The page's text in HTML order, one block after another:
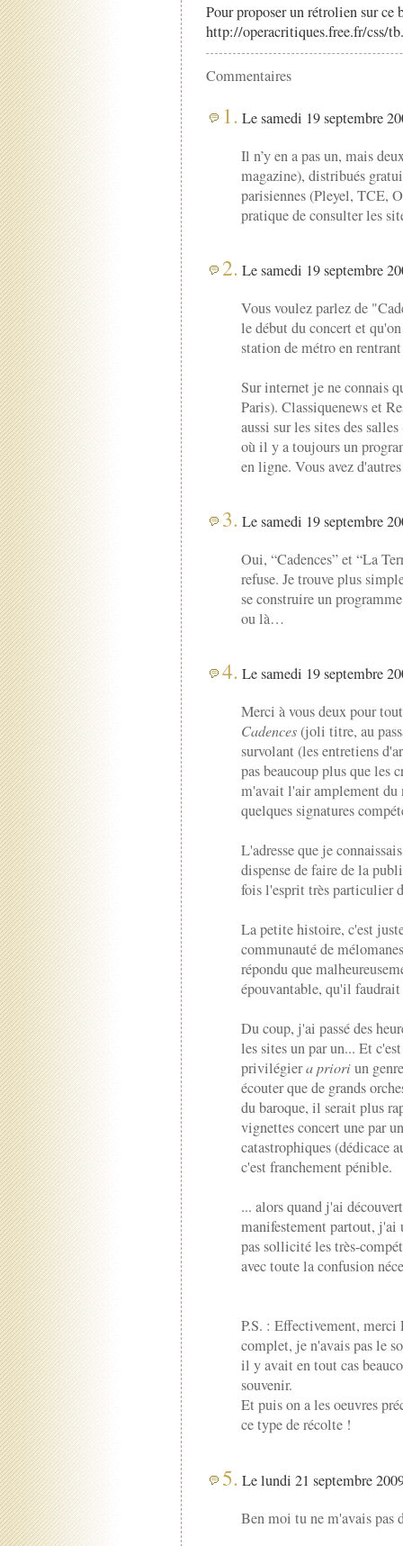
Pour proposer un rétrolien sur
http://operacritiques.free.fr/css/
Commentaires
1. Le samedi 19 septembre
Il n’y en a pas un, mais
magazine), distribués
parisiennes (Pleyel, TCE,
pratique de consulter les
2. Le samedi 19 septembre
Vous voulez parlez de
le début du concert et
station de métro en
Sur internet je ne connais
Paris). Classiquenews et
aussi sur les sites des
où il y a toujours un
en ligne. Vous avez
3. Le samedi 19 septembre
Oui, “Cadences” et “La
refuse. Je trouve plus
se construire un
ou là…
4. Le samedi 19 septembre
Merci à vous deux pour
Cadences(joli titre, au
survolant (les entretiens
pas beaucoup plus que les
m'avait l'air amplement du
quelques signatures
L'adresse que je
dispense de faire de la
fois l'esprit très particulier
La petite histoire, c'est
communauté de
répondu que
épouvantable, qu'il faudrait
Du coup, j'ai passé des
les sites un par un... Et
privilégiera prioriun
écouter que de grands
du baroque, il serait plus
vignettes concert une par
catastrophiques (dédicace
c'est franchement pénible.
... alors quand j'ai
manifestement partout,
pas sollicité les très-
avec toute la confusion
P.S. : Effectivement,
complet, je n'avais pas le
il y avait en tout cas
souvenir.
Et puis on a les oeuvres
ce type de récolte !
5. Le lundi 21 septembre
Ben moi tu ne m'avais pas